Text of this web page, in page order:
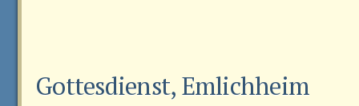
Gottesdienst, Emlichheim